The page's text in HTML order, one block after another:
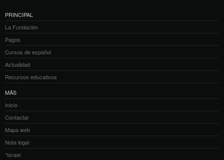
PRINCIPAL
La Fundación
Pagos
Cursos de español
Actualidad
Recursos educativos
MÁS
Inicio
Contactar
Mapa web
Nota legal
*Israel